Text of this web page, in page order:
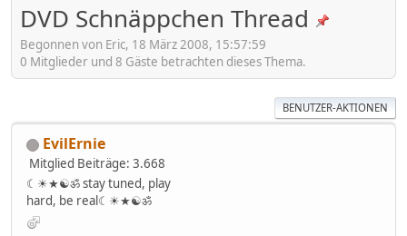
DVD Schnäppchen Thread
Begonnen von Eric, 18 März 2008, 15:57:59
0 Mitglieder und 8 Gäste betrachten dieses Thema.
BENUTZER-AKTIONEN
EvilErnie
Mitglied Beiträge: 3.668
☾☀★☯ॐ stay tuned, play
hard, be real☾☀★☯ॐ